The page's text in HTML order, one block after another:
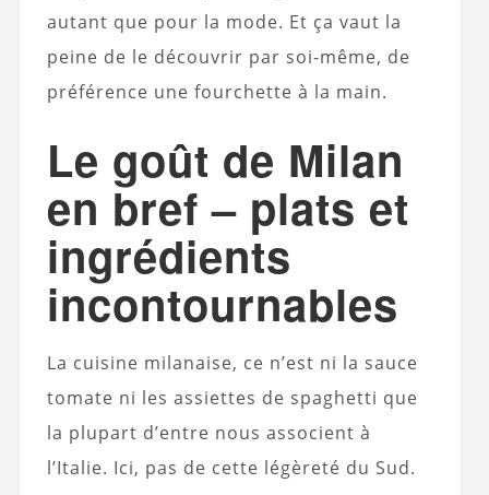
autant que pour la mode. Et ça vaut la
peine de le découvrir par soi-même, de
préférence une fourchette à la main.
Le goût de Milan
en bref – plats et
ingrédients
incontournables
La cuisine milanaise, ce n’est ni la sauce
tomate ni les assiettes de spaghetti que
la plupart d’entre nous associent à
l’Italie. Ici, pas de cette légèreté du Sud.